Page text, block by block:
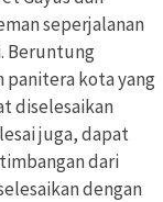
seperjalanan
Beruntung
kota yang
diselesaikan
juga, dapat
dari
dengan